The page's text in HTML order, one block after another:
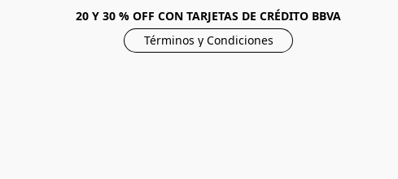
20 Y 30 % OFF CON TARJETAS DE CRÉDITO BBVA
Términos y Condiciones